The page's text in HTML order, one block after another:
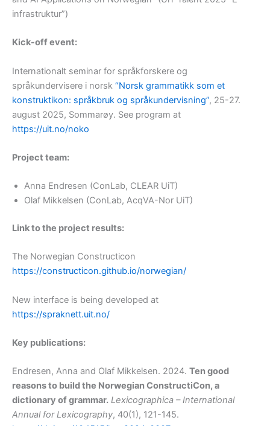
infrastruktur”)
Kick-off event:
Internationalt seminar for språkforskere og
språkundervisere i norsk “Norsk grammatikk som et
konstruktikon: språkbruk og språkundervisning”, 25-27.
august 2025, Sommarøy. See program at
https://uit.no/noko
Project team:
Anna Endresen (ConLab, CLEAR UiT)
Olaf Mikkelsen (ConLab, AcqVA-Nor UiT)
Link to the project results:
The Norwegian Constructicon
https://constructicon.github.io/norwegian/
New interface is being developed at
https://spraknett.uit.no/
Key publications:
Endresen, Anna and Olaf Mikkelsen. 2024. Ten good
reasons to build the Norwegian ConstructiCon, a
dictionary of grammar. Lexicographica – International
Annual for Lexicography, 40(1), 121-145.